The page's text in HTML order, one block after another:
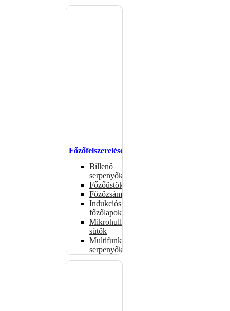
Főzőfelszerelések
Billenő
serpenyők
Főzőüstök
Főzőzsámolyok
Indukciós
főzőlapok
Mikrohullámú
sütők
Multifunkciós
serpenyők